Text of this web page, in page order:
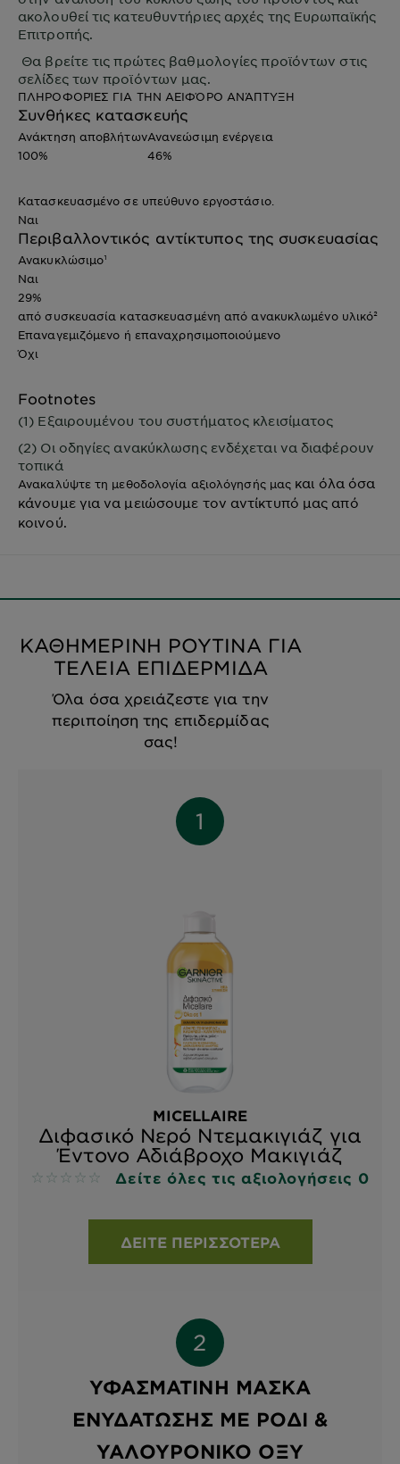
ακολουθεί τις κατευθυντήριες αρχές της Ευρωπαϊκής
Επιτροπής.
Θα βρείτε τις πρώτες βαθμολογίες προϊόντων στις
σελίδες των προϊόντων μας.
ΠΛΗΡΟΦΟΡΊΕΣ ΓΙΑ ΤΗΝ ΑΕΙΦΌΡΟ ΑΝΆΠΤΥΞΗ
Συνθήκες κατασκευής
Ανάκτηση αποβλήτων
100%
Ανανεώσιμη ενέργεια
46%
Κατασκευασμένο σε υπεύθυνο εργοστάσιο.
Ναι
Περιβαλλοντικός αντίκτυπος της συσκευασίας
Ανακυκλώσιμο¹
Ναι
29%
από συσκευασία κατασκευασμένη από ανακυκλωμένο υλικό²
Επαναγεμιζόμενο ή επαναχρησιμοποιούμενο
Όχι
Footnotes
(1) Εξαιρουμένου του συστήματος κλεισίματος
(2) Οι οδηγίες ανακύκλωσης ενδέχεται να διαφέρουν
τοπικά
Ανακαλύψτε τη μεθοδολογία αξιολόγησής μας και όλα όσα
κάνουμε για να μειώσουμε τον αντίκτυπό μας από
κοινού.
ΚΑΘΗΜΕΡΙΝΗ ΡΟΥΤΙΝΑ ΓΙΑ
ΤΕΛΕΙΑ ΕΠΙΔΕΡΜΙΔΑ
Όλα όσα χρειάζεστε για την
περιποίηση της επιδερμίδας
σας!
MICELLAIRE
Διφασικό Νερό Ντεμακιγιάζ για
Έντονο Αδιάβροχο Μακιγιάζ
No reviews Δείτε όλες τις αξιολογήσεις 0
ΔΕΊΤΕ ΠΕΡΙΣΣΌΤΕΡΑ
ΥΦΑΣΜΆΤΙΝΗ ΜΆΣΚΑ
ΕΝΥΔΆΤΩΣΗΣ ΜΕ ΡΌΔΙ &
ΥΑΛΟΥΡΟΝΙΚΌ ΟΞΎ